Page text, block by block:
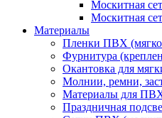
Москитная
Москитная
Материалы
Пленки ПВХ
Фурнитура
Окантовка для
Молнии, ремни,
Материалы для ПВХ
Праздничная